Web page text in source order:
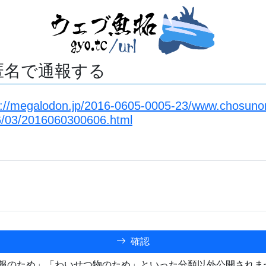
で通報する
megalodon.jp/2016-0605-0005-23/
2016060300606.html
確認